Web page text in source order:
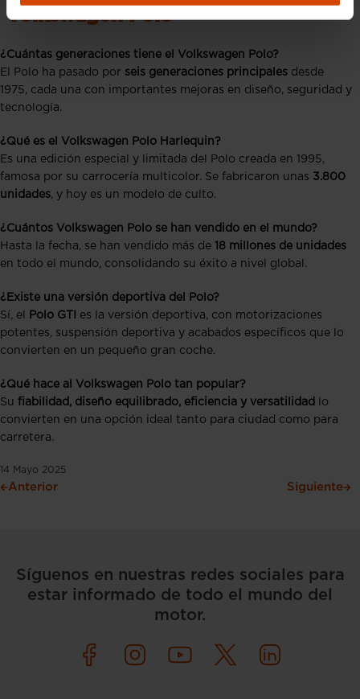
Volkswagen Polo
¿Cuántas generaciones tiene el Volkswagen Polo?
El Polo ha pasado por seis generaciones principales desde
1975, cada una con importantes mejoras en diseño, seguridad y
tecnología.
¿Qué es el Volkswagen Polo Harlequin?
Es una edición especial y limitada del Polo creada en 1995,
famosa por su carrocería multicolor. Se fabricaron unas 3.800
unidades, y hoy es un modelo de culto.
¿Cuántos Volkswagen Polo se han vendido en el mundo?
Hasta la fecha, se han vendido más de 18 millones de unidades
en todo el mundo, consolidando su éxito a nivel global.
¿Existe una versión deportiva del Polo?
Sí, el
Polo GTI
es la versión deportiva, con motorizaciones
potentes, suspensión deportiva y acabados específicos que lo
convierten en un pequeño gran coche.
¿Qué hace al Volkswagen Polo tan popular?
Su fiabilidad, diseño equilibrado, eficiencia y versatilidad
lo
convierten en una opción ideal tanto para ciudad como para
carretera.
14 Mayo 2025
Anterior Siguiente
Síguenos en nuestras redes sociales para
estar informado de todo el mundo del
motor.